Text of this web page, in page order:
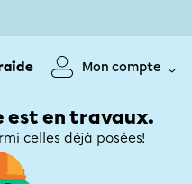
Mon compte
est en travaux.
celles déjà posées!